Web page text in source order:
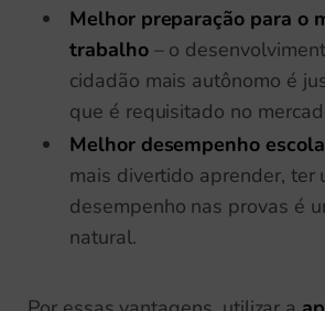
Melhor preparação para o
trabalho– o
cidadão mais autônomo é
que é requisitado no
Melhor desempenho
mais divertido aprender, ter
desempenho nas provas é
natural.